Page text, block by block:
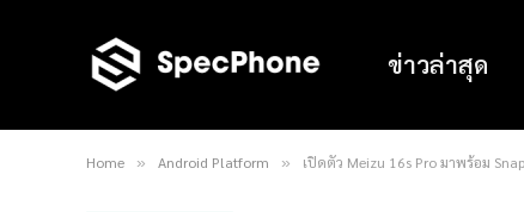
ข่าวล่าสุด
Home » Android Platform » เปิดตัว Meizu 16s Pro มาพร้อม